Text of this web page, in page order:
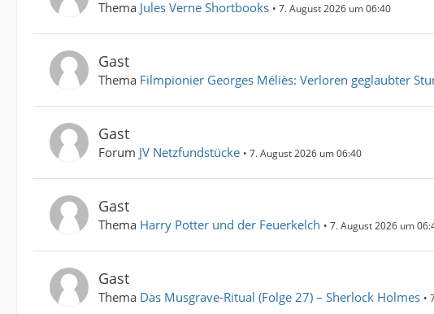
Thema Jules Verne Shortbooks 7. August 2026 um 06:40
Gast
Thema Filmpionier Georges Méliès: Verloren geglaubter
Gast
Forum JV Netzfundstücke 7. August 2026 um 06:40
Gast
Thema Harry Potter und der Feuerkelch 7. August 2026 um
Gast
Thema Das Musgrave-Ritual (Folge 27) – Sherlock Holmes